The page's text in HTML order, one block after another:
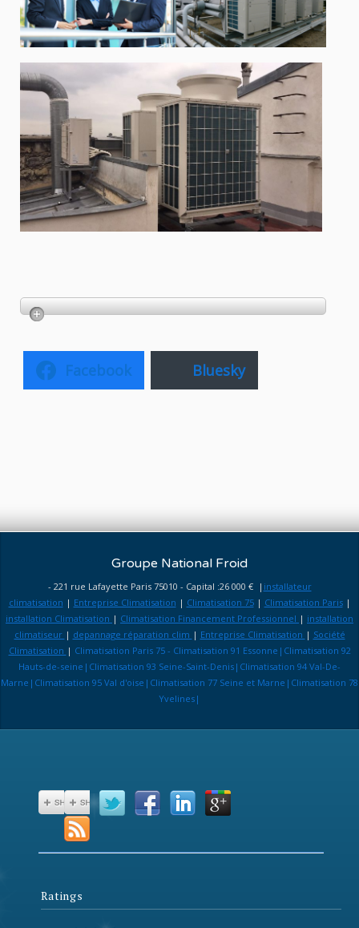
Facebook Bluesky
Groupe National Froid
- 221 rue Lafayette Paris 75010 - Capital :26 000 € | installateur
climatisation | Entreprise Climatisation | Climatisation 75| Climatisation Paris|
installation Climatisation | Climatisation Financement Professionnel | installation
climatiseur | depannage réparation clim | Entreprise Climatisation | Société
Climatisation | Climatisation Paris 75 - Climatisation 91 Essonne|Climatisation 92
Hauts-de-seine|Climatisation 93 Seine-Saint-Denis|Climatisation 94 Val-De-
Marne|Climatisation 95 Val d'oise|Climatisation 77 Seine et Marne|Climatisation 78
Yvelines|
Ratings